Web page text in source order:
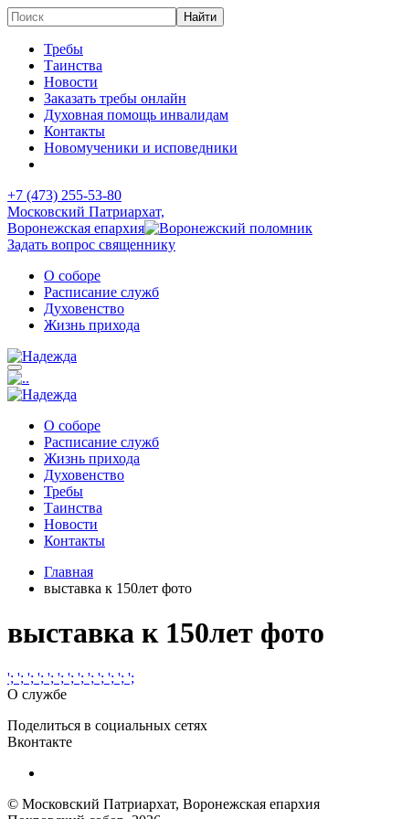
Требы
Таинства
Новости
Заказать требы онлайн
Духовная помощь инвалидам
Контакты
Новомученики и исповедники
+7 (473) 255-53-80
Московский Патриархат,
Воронежская епархия
Задать вопрос священнику
О соборе
Расписание служб
Духовенство
Жизнь прихода
О соборе
Расписание служб
Жизнь прихода
Духовенство
Требы
Таинства
Новости
Контакты
Главная
выставка к 150лет фото
выставка к 150лет фото
'; '; '; '; '; '; '; '; '; '; '; '; ';
О службе
Поделиться в социальных сетях
Вконтакте
© Московский Патриархат, Воронежcкая епархия